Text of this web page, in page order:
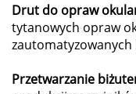
Drut do opraw
tytanowych opraw
Przetwarzanie